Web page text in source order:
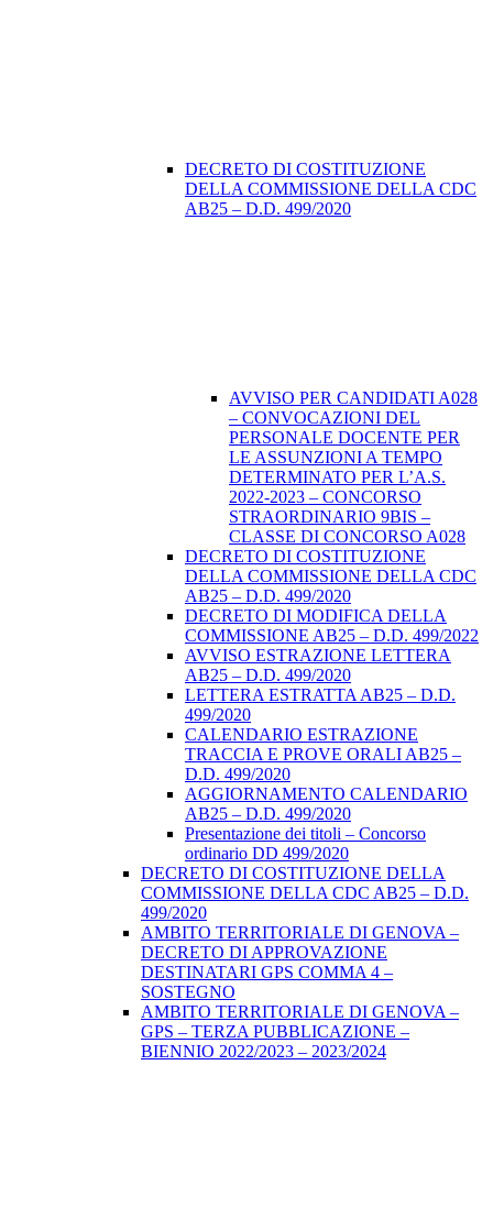
DECRETO DI COSTITUZIONE
DELLA COMMISSIONE DELLA CDC
AB25 – D.D. 499/2020
AVVISO PER CANDIDATI A028
– CONVOCAZIONI DEL
PERSONALE DOCENTE PER
LE ASSUNZIONI A TEMPO
DETERMINATO PER L’A.S.
2022-2023 – CONCORSO
STRAORDINARIO 9BIS –
CLASSE DI CONCORSO A028
DECRETO DI COSTITUZIONE
DELLA COMMISSIONE DELLA CDC
AB25 – D.D. 499/2020
DECRETO DI MODIFICA DELLA
COMMISSIONE AB25 – D.D. 499/2022
AVVISO ESTRAZIONE LETTERA
AB25 – D.D. 499/2020
LETTERA ESTRATTA AB25 – D.D.
499/2020
CALENDARIO ESTRAZIONE
TRACCIA E PROVE ORALI AB25 –
D.D. 499/2020
AGGIORNAMENTO CALENDARIO
AB25 – D.D. 499/2020
Presentazione dei titoli – Concorso
ordinario DD 499/2020
DECRETO DI COSTITUZIONE DELLA
COMMISSIONE DELLA CDC AB25 – D.D.
499/2020
AMBITO TERRITORIALE DI GENOVA –
DECRETO DI APPROVAZIONE
DESTINATARI GPS COMMA 4 –
SOSTEGNO
AMBITO TERRITORIALE DI GENOVA –
GPS – TERZA PUBBLICAZIONE –
BIENNIO 2022/2023 – 2023/2024